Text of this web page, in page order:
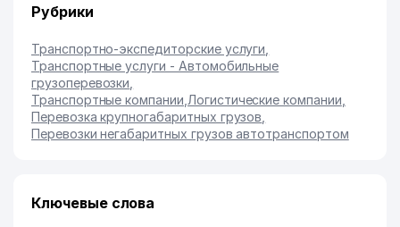
Рубрики
Транспортно-экспедиторские услуги
Транспортные услуги - Автомобильные
грузоперевозки
Транспортные компании Логистические компании
Перевозка крупногабаритных грузов
Перевозки негабаритных грузов автотранспортом
Ключевые слова